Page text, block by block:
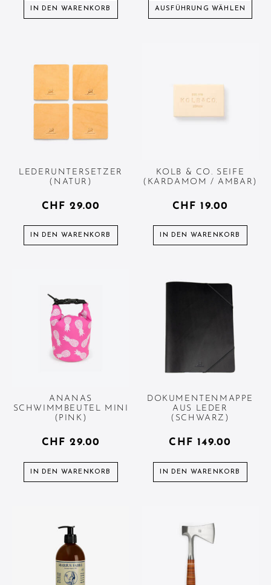
IN DEN WARENKORB AUSFÜHRUNG WÄHLEN
LEDERUNTERSETZER
(NATUR)
CHF 29.00
IN DEN WARENKORB
KOLB & CO. SEIFE
(KARDAMOM / AMBAR)
CHF 19.00
IN DEN WARENKORB
ANANAS
SCHWIMMBEUTEL MINI
(PINK)
CHF 29.00
IN DEN WARENKORB
DOKUMENTENMAPPE
AUS LEDER
(SCHWARZ)
CHF 149.00
IN DEN WARENKORB